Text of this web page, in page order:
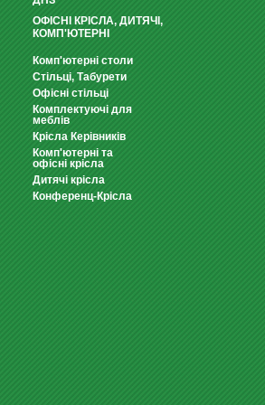
ОФІСНІ КРІСЛА, ДИТЯЧІ,
КОМП'ЮТЕРНІ
Комп'ютерні столи
Стільці, Табурети
Офісні стільці
Комплектуючі для
меблів
Крісла Керівників
Комп'ютерні та
офісні крісла
Дитячі крісла
Конференц-Крісла